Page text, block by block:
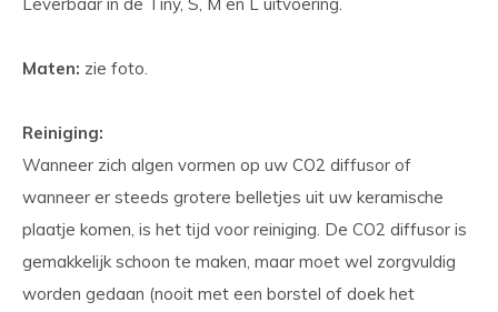
Maten: zie foto.
Reiniging:
Wanneer zich algen vormen op uw CO2 diffusor of
wanneer er steeds grotere belletjes uit uw keramische
plaatje komen, is het tijd voor reiniging. De CO2 diffusor is
gemakkelijk schoon te maken, maar moet wel zorgvuldig
worden gedaan (nooit met een borstel of doek het